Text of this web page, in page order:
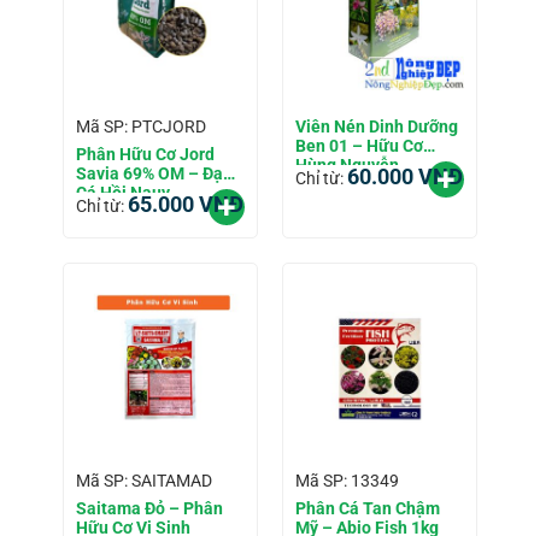
Mã SP: PTCJORD
Phân Hữu Cơ Jord
Savia 69% OM – Đạm
Cá Hồi Nauy
Chỉ từ:65.000VNĐ
Viên Nén Dinh Dưỡng
Ben 01 – Hữu Cơ
Hùng Nguyễn
Chỉ từ:60.000VNĐ
Mã SP: SAITAMAD
Saitama Đỏ – Phân
Hữu Cơ Vi Sinh
Mã SP: 13349
Phân Cá Tan Chậm
Mỹ – Abio Fish 1kg